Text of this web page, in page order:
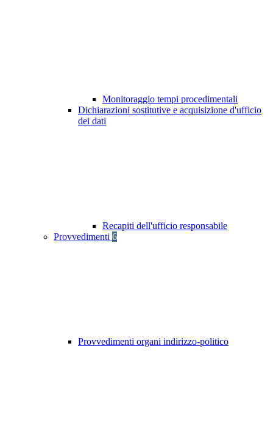
Monitoraggio tempi procedimentali
Dichiarazioni sostitutive e acquisizione d'ufficio
dei dati
Recapiti dell'ufficio responsabile
Provvedimenti 6
Provvedimenti organi indirizzo-politico